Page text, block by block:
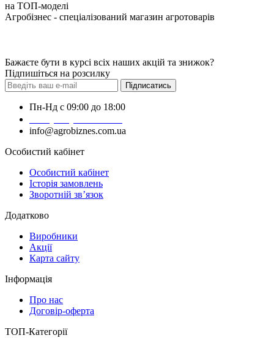
на ТОП-моделі
Агробізнес - спеціалізований магазин агротоварів
Бажаєте бути в курсі всіх наших акцій та знижок?
Підпишіться на розсилку
Підписатись
Пн-Нд с 09:00 до 18:00
info@agrobiznes.com.ua
Особистий кабінет
Особистий кабінет
Історія замовлень
Зворотній зв’язок
Додатково
Виробники
Акції
Карта сайту
Інформація
Про нас
Договір-оферта
ТОП-Категорії